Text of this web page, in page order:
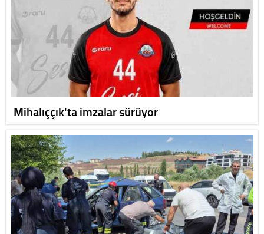
Mihalıççık'ta imzalar sürüyor